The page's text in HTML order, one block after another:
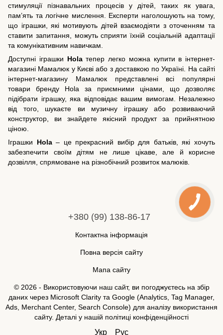
стимуляції пізнавальних процесів у дітей, таких як увага,
пам’ять та логічне мислення. Експерти наголошують на тому,
що іграшки, які мотивують дітей взаємодіяти з оточенням та
ставити запитання, можуть сприяти їхній соціальній адаптації
та комунікативним навичкам.
Доступні іграшки Holaтепер легко можна купити в інтернет-
магазині Мамалюк у Києві або з доставкою по Україні. На сайті
інтернет-магазину Мамалюк представлені всі популярні
товари бренду Hola за приємними цінами, що дозволяє
підібрати іграшку, яка відповідає вашим вимогам. Незалежно
від того, шукаєте ви музичну іграшку або розвиваючий
конструктор, ви знайдете якісний продукт за прийнятною
ціною.
Іграшки Hola– це прекрасний вибір для батьків, які хочуть
забезпечити своїм дітям не лише цікаве, але й корисне
дозвілля, спрямоване на різнобічний розвиток малюків.
+380 (99) 138-86-17
Контактна інформація
Повна версія сайту
Мапа сайту
© 2026 - Використовуючи наш сайт, ви погоджуєтесь на збір
даних через Microsoft Clarity та Google (Analytics, Tag Manager,
Ads, Merchant Center, Search Console) для аналізу використання
сайту. Деталі у нашій політиці конфіденційності
Укр Рус